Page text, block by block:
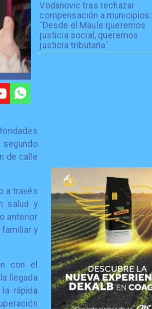
Vodanovic tras rechazar
compensación a municipios:
"Desde el Maule queremos
justicia social, queremos
justicia tributaria"
de calle
a través
salud y
anterior
y
con el
llegada
rápida